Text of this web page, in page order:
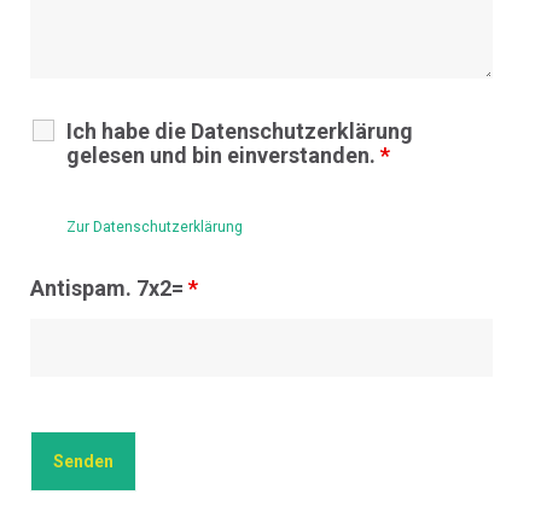
Ich habe die Datenschutzerklärung
gelesen und bin einverstanden. *
Zur Datenschutzerklärung
Antispam. 7x2= *